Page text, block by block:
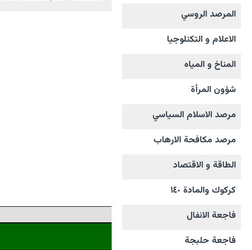
المرصد الروسي
الاعلام و التکنلوجیا
المناخ و المیاه
شؤون المرأة
مرصد الاسلام السياسي
مرصد مكافحة الارهاب
الطاقة و الاقتصاد
كركوك والمادة ١٤٠
فاجعة الانفال
فاجعة حلبجة